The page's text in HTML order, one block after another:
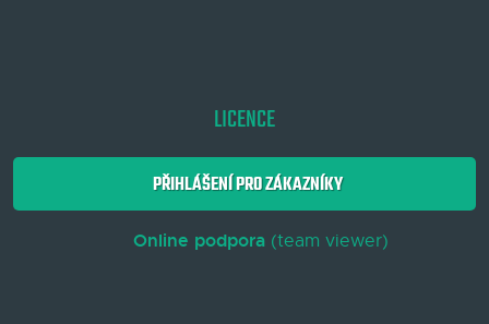
LICENCE
PŘIHLÁŠENÍ PRO ZÁKAZNÍKY
Online podpora(team viewer)